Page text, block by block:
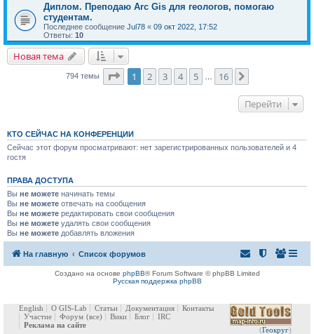
Диплом. Преподаю Arc Gis для геологов, помогаю
студентам.
Последнее сообщение Jul78 « 09 окт 2022, 17:52
Ответы: 10
Новая тема
794 темы Страница1 из
1 2 3 4 5 16
Перейти
КТО СЕЙЧАС НА КОНФЕРЕНЦИИ
Сейчас этот форум просматривают: нет зарегистрированных пользователей и 4
гостя
ПРАВА ДОСТУПА
Вы не можете начинать темы
Вы не можете отвечать на сообщения
Вы не можете редактировать свои сообщения
Вы не можете удалять свои сообщения
Вы не можете добавлять вложения
На главную Список форумов
Создано на основе phpBB® Forum Software © phpBB Limited
Русская поддержка phpBB
(Геокруг)
English О GIS-Lab Статьи Документация
Контакты
Участие
Форум (все) Вики Блог
IRC
Реклама на сайте